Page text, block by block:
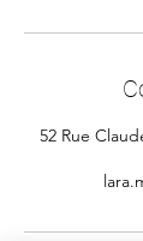
52 Rue